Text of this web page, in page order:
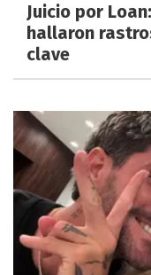
Juicio por
hallaron
clave